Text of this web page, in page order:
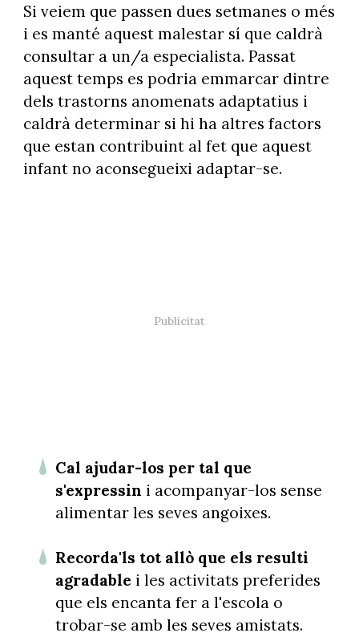
Si veiem que passen dues setmanes o més
i es manté aquest malestar sí que caldrà
consultar a un/a especialista. Passat
aquest temps es podria emmarcar dintre
dels trastorns anomenats adaptatius i
caldrà determinar si hi ha altres factors
que estan contribuint al fet que aquest
infant no aconsegueixi adaptar-se.
Cal ajudar-los per tal que
s'expressin i acompanyar-los sense
alimentar les seves angoixes.
Recorda'ls tot allò que els resulti
agradable i les activitats preferides
que els encanta fer a l'escola o
trobar-se amb les seves amistats.